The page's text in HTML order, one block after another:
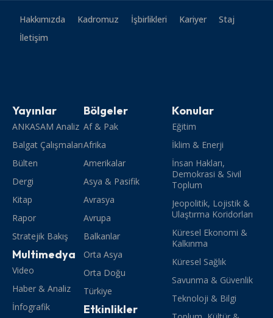
Hakkımızda Kadromuz İşbirlikleri Kariyer
Staj
İletişim
Yayınlar
ANKASAM Analiz
Balgat Çalışmaları
Bülten
Dergi
Kitap
Rapor
Stratejik Bakış
Multimedya
Video
Haber & Analiz
İnfografik
Bölgeler
Af & Pak
Afrika
Amerikalar
Asya & Pasifik
Avrasya
Avrupa
Balkanlar
Orta Asya
Orta Doğu
Türkiye
Etkinlikler
Konular
Eğitim
İklim & Enerji
İnsan Hakları,
Demokrasi & Sivil
Toplum
Jeopolitik, Lojistik &
Ulaştırma Koridorları
Küresel Ekonomi &
Kalkınma
Küresel Sağlık
Savunma & Güvenlik
Teknoloji & Bilgi